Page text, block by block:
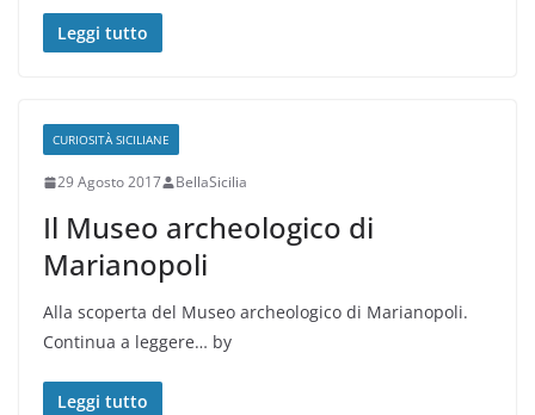
Leggi tutto
CURIOSITÀ SICILIANE
29 Agosto 2017 BellaSicilia
Il Museo archeologico di
Marianopoli
Alla scoperta del Museo archeologico di Marianopoli.
Continua a leggere… by
Leggi tutto